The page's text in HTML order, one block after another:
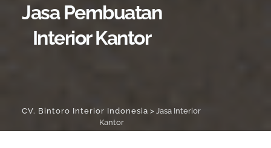
Jasa Pembuatan
Interior Kantor
CV. Bintoro Interior Indonesia > Jasa Interior
Kantor